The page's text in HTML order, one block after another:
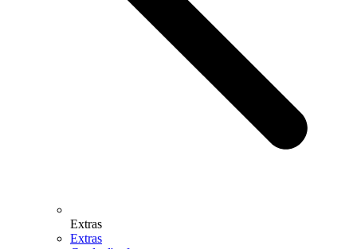
Extras
Extras